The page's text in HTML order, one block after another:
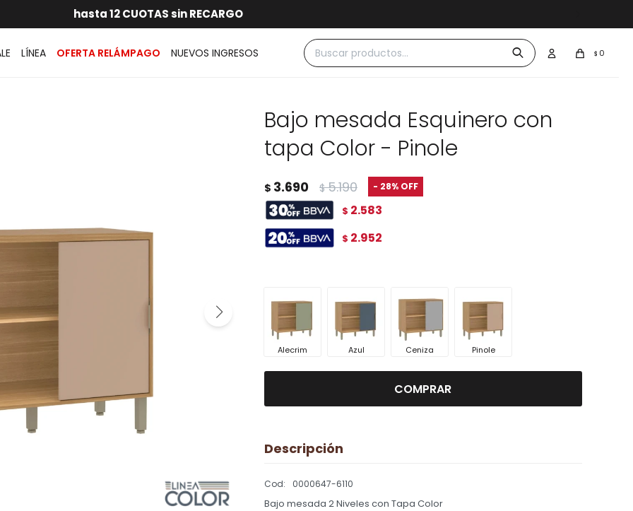
ENVÍOS A TODO EL PAÍS
GARANTÍA DE DEVOLUCIÓN
hasta 12 CUOTAS sin RECARGO
dentro de MONTEVIDEO en compras superiores a $30.000
LÍNEA OFERTA RELÁMPAGO NUEVOS INGRESOS $ 0
Bajo mesada Esquinero con
tapa Color - Pinole
$ 3.690 $ 5.190 28
$ 2.583
$ 2.952
Alecrim Azul Ceniza Pinole
COMPRAR
Descripción
0000647-6110
Bajo mesada 2 Niveles con Tapa Color